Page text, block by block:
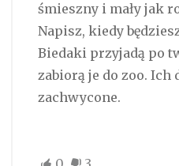
śmieszny i mały jak
Napisz, kiedy
Biedaki przyjadą po
zabiorą je do zoo. Ich
zachwycone.